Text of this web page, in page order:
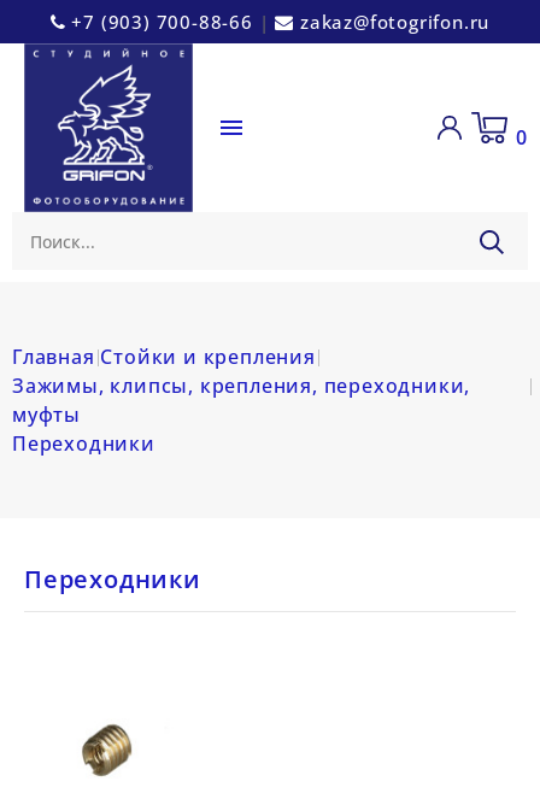
+7 (903) 700-88-66 | zakaz@fotogrifon.ru
 0
Главная Стойки и крепления
Зажимы, клипсы, крепления, переходники,
муфты
Переходники
Переходники